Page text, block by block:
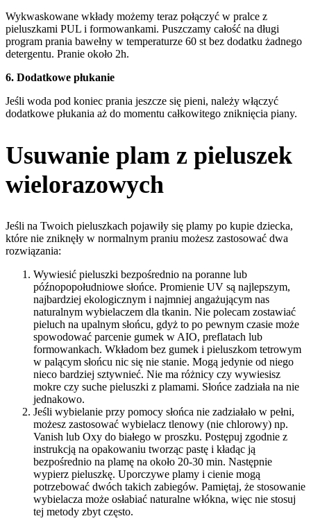
Wykwaskowane wkłady możemy teraz połączyć w pralce z
pieluszkami PUL i formowankami. Puszczamy całość na długi
program prania bawełny w temperaturze 60 st bez dodatku żadnego
detergentu. Pranie około 2h.
6. Dodatkowe płukanie
Jeśli woda pod koniec prania jeszcze się pieni, należy włączyć
dodatkowe płukania aż do momentu całkowitego zniknięcia piany.
Usuwanie plam z pieluszek
wielorazowych
Jeśli na Twoich pieluszkach pojawiły się plamy po kupie dziecka,
które nie zniknęły w normalnym praniu możesz zastosować dwa
rozwiązania:
Wywiesić pieluszki bezpośrednio na poranne lub
późnopopołudniowe słońce. Promienie UV są najlepszym,
najbardziej ekologicznym i najmniej angażującym nas
naturalnym wybielaczem dla tkanin. Nie polecam zostawiać
pieluch na upalnym słońcu, gdyż to po pewnym czasie może
spowodować parcenie gumek w AIO, preflatach lub
formowankach. Wkładom bez gumek i pieluszkom tetrowym
w palącym słońcu nic się nie stanie. Mogą jedynie od niego
nieco bardziej sztywnieć. Nie ma różnicy czy wywiesisz
mokre czy suche pieluszki z plamami. Słońce zadziała na nie
jednakowo.
Jeśli wybielanie przy pomocy słońca nie zadziałało w pełni,
możesz zastosować wybielacz tlenowy (nie chlorowy) np.
Vanish lub Oxy do białego w proszku. Postępuj zgodnie z
instrukcją na opakowaniu tworząc pastę i kładąc ją
bezpośrednio na plamę na około 20-30 min. Następnie
wypierz pieluszkę. Uporczywe plamy i cienie mogą
potrzebować dwóch takich zabiegów. Pamiętaj, że stosowanie
wybielacza może osłabiać naturalne włókna, więc nie stosuj
tej metody zbyt często.